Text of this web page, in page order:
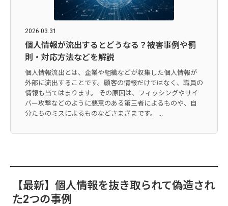
2026.03.31
個人情報が流出するとどうなる？被害事例や罰
則・対応方法などを解説
個人情報流出とは、企業や組織などが収集した個人情報が
外部に流出することです。顧客の情報だけではなく、職員の
情報も当てはまります。 その原因は、フィッシングやサイ
バー攻撃などのように悪意のある第三者によるものや、自
分たちのミスによるものなどさまざまです。 ...
【最新】個人情報を抜き取られて偽造され
た2つの事例